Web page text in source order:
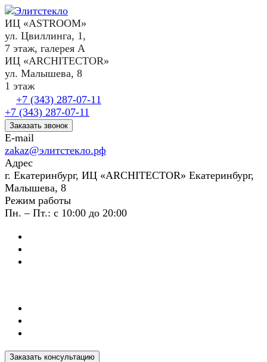
ИЦ «ASTROOM»
ул. Цвиллинга, 1,
7 этаж, галерея А
ИЦ «ARCHITECTOR»
ул. Малышева, 8
1 этаж
+7 (343) 287-07-11
+7 (343) 287-07-11
Заказать звонок
E-mail
zakaz@элитстекло.рф
Адрес
г. Екатеринбург, ИЦ «ARCHITECTOR» Екатеринбург,
Малышева, 8
Режим работы
Пн. – Пт.: с 10:00 до 20:00
Заказать консультацию